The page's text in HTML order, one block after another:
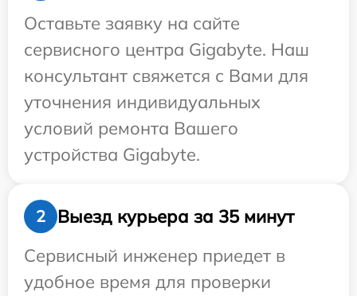
Оставьте заявку на сайте
сервисного центра Gigabyte. Наш
консультант свяжется с Вами для
уточнения индивидуальных
условий ремонта Вашего
устройства Gigabyte.
2
Выезд курьера за 35 минут
Сервисный инженер приедет в
удобное время для проверки